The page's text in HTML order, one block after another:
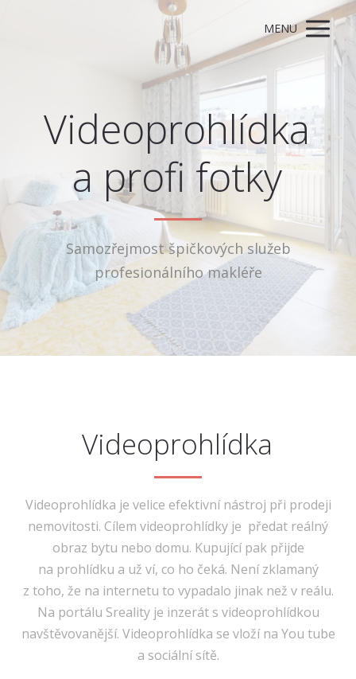
MENU
Videoprohlídka
a profi fotky
Samozřejmost špičkových služeb
profesionálního makléře
Videoprohlídka
Videoprohlídka je velice efektivní nástroj při prodeji
nemovitosti. Cílem videoprohlídky je předat reálný
obraz bytu nebo domu. Kupující pak přijde
na prohlídku a už ví, co ho čeká. Není zklamaný
z toho, že na internetu to vypadalo jinak než v reálu.
Na portálu Sreality je inzerát s videoprohlídkou
navštěvovanější. Videoprohlídka se vloží na You tube
a sociální sítě.